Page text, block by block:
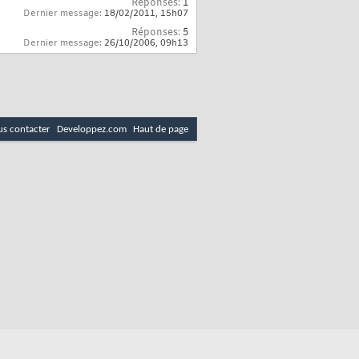
Réponses: 1
Dernier message: 18/02/2011, 15h07
Réponses: 5
Dernier message: 26/10/2006, 09h13
contacter Developpez.com Haut de page